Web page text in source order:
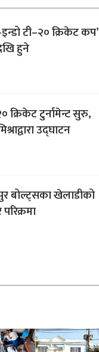
टी–२० क्रिकेट कप’
हुने
क्रिकेट टुर्नामेन्ट सुरु,
उद्घाटन
बोल्ट्सका खेलाडीको